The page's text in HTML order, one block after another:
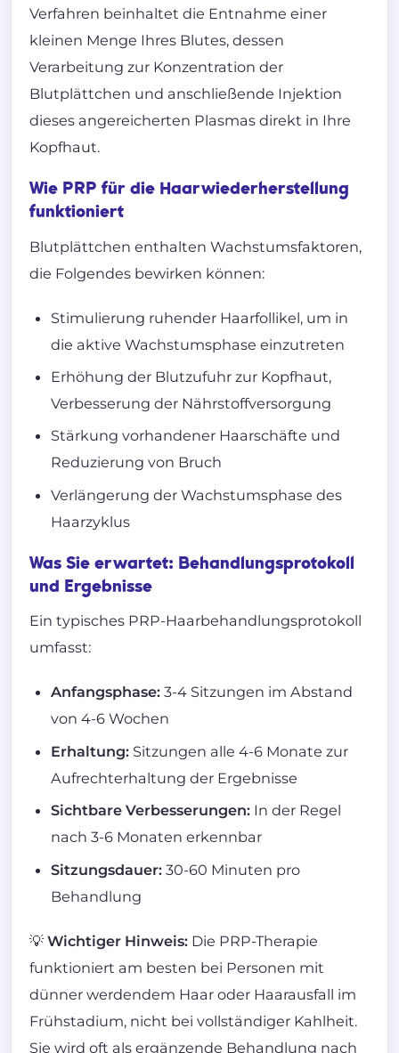
Verfahren beinhaltet die Entnahme einer
kleinen Menge Ihres Blutes, dessen
Verarbeitung zur Konzentration der
Blutplättchen und anschließende Injektion
dieses angereicherten Plasmas direkt in Ihre
Kopfhaut.
Wie PRP für die Haarwiederherstellung
funktioniert
Blutplättchen enthalten Wachstumsfaktoren,
die Folgendes bewirken können:
Stimulierung ruhender Haarfollikel, um in
die aktive Wachstumsphase einzutreten
Erhöhung der Blutzufuhr zur Kopfhaut,
Verbesserung der Nährstoffversorgung
Stärkung vorhandener Haarschäfte und
Reduzierung von Bruch
Verlängerung der Wachstumsphase des
Haarzyklus
Was Sie erwartet: Behandlungsprotokoll
und Ergebnisse
Ein typisches PRP-Haarbehandlungsprotokoll
umfasst:
Anfangsphase: 3-4 Sitzungen im Abstand
von 4-6 Wochen
Erhaltung: Sitzungen alle 4-6 Monate zur
Aufrechterhaltung der Ergebnisse
Sichtbare Verbesserungen: In der Regel
nach 3-6 Monaten erkennbar
Sitzungsdauer: 30-60 Minuten pro
Behandlung
💡Wichtiger Hinweis: Die PRP-Therapie
funktioniert am besten bei Personen mit
dünner werdendem Haar oder Haarausfall im
Frühstadium, nicht bei vollständiger Kahlheit.
Sie wird oft als ergänzende Behandlung nach